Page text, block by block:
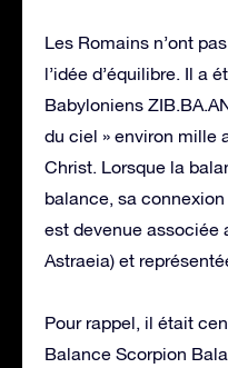
Les Romains n’ont
l’idée d’équilibre. Il a
Babyloniens
du ciel » environ mille
Christ. Lorsque la
balance, sa
est devenue associée
Astraeia) et
Pour rappel, il était
Balance Scorpion